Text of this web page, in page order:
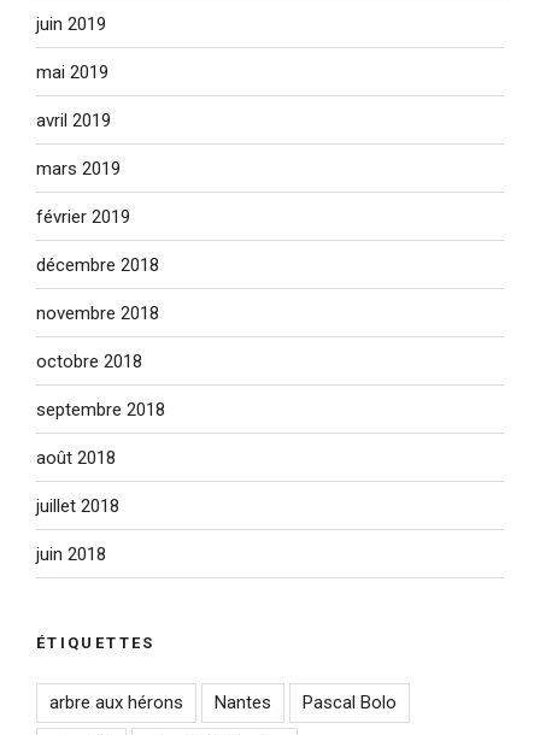
juin 2019
mai 2019
avril 2019
mars 2019
février 2019
décembre 2018
novembre 2018
octobre 2018
septembre 2018
août 2018
juillet 2018
juin 2018
ÉTIQUETTES
arbre aux hérons Nantes Pascal Bolo